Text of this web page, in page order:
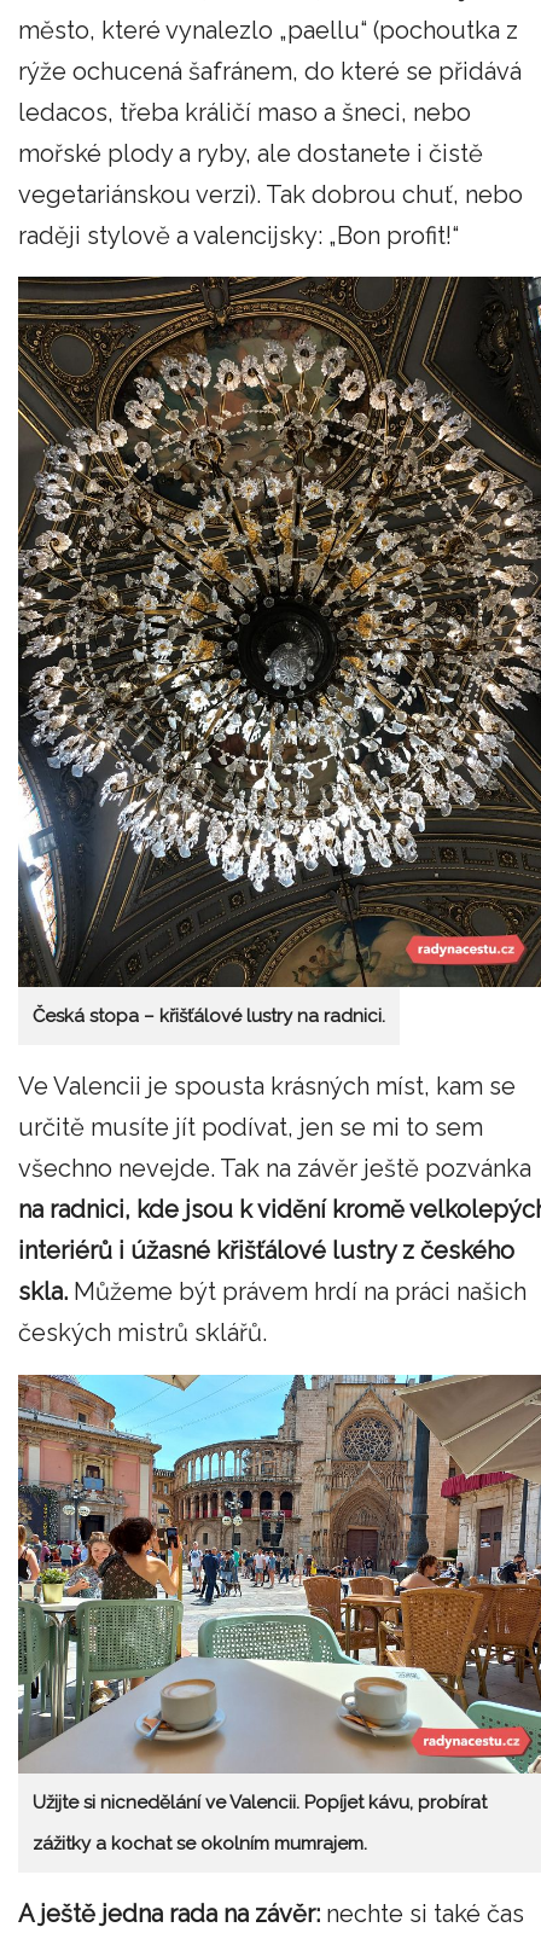
město, které vynalezlo „paellu“ (pochoutka z
rýže ochucená šafránem, do které se přidává
ledacos, třeba králičí maso a šneci, nebo
mořské plody a ryby, ale dostanete i čistě
vegetariánskou verzi). Tak dobrou chuť, nebo
raději stylově a valencijsky: „Bon profit!“
Česká stopa – křišťálové lustry na radnici.
Ve Valencii je spousta krásných míst, kam se
určitě musíte jít podívat, jen se mi to sem
všechno nevejde. Tak na závěr ještě pozvánka
na radnici, kde jsou k vidění kromě
interiérů i úžasné křišťálové lustry z českého
skla. Můžeme být právem hrdí na práci našich
českých mistrů sklářů.
Užijte si nicnedělání ve Valencii. Popíjet kávu, probírat
zážitky a kochat se okolním mumrajem.
A ještě jedna rada na závěr: nechte si také čas